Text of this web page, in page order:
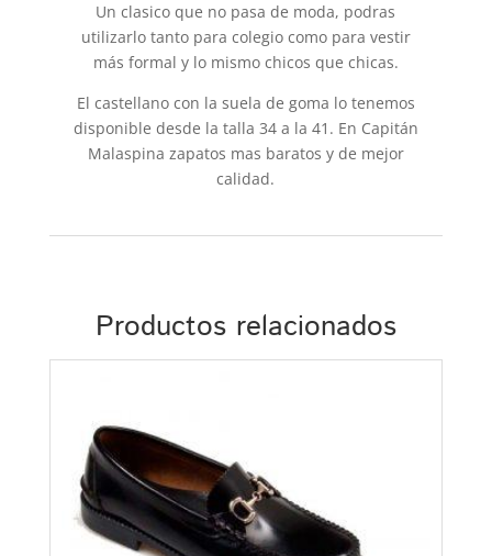
Un clasico que no pasa de moda, podras
utilizarlo tanto para colegio como para vestir
más formal y lo mismo chicos que chicas.
El castellano con la suela de goma lo tenemos
disponible desde la talla 34 a la 41. En Capitán
Malaspina zapatos mas baratos y de mejor
calidad.
Productos relacionados